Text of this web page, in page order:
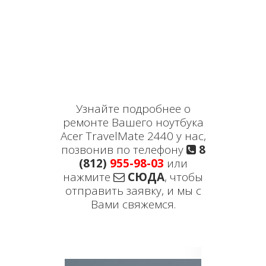
Узнайте подробнее о
ремонте Вашего ноутбука
Acer TravelMate 2440 у нас,
позвонив по телефону
8
(812) 955-98-03 или
нажмите
СЮДА, чтобы
отправить заявку, и мы с
Вами свяжемся.